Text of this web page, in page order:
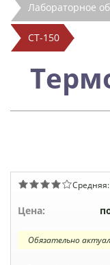
Лабораторное
СТ-150
Средняя:
Цена:
Обязательно